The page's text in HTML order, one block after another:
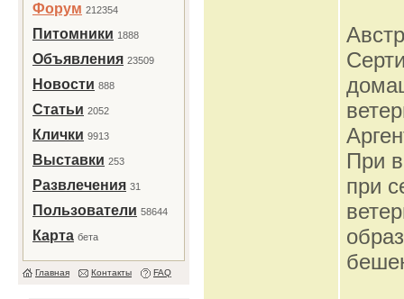
Форум 212354
Питомники 1888
Объявления 23509
Новости 888
Статьи 2052
Клички 9913
Выставки 253
Развлечения 31
Пользователи 58644
Карта бета
Главная Контакты FAQ
При
при